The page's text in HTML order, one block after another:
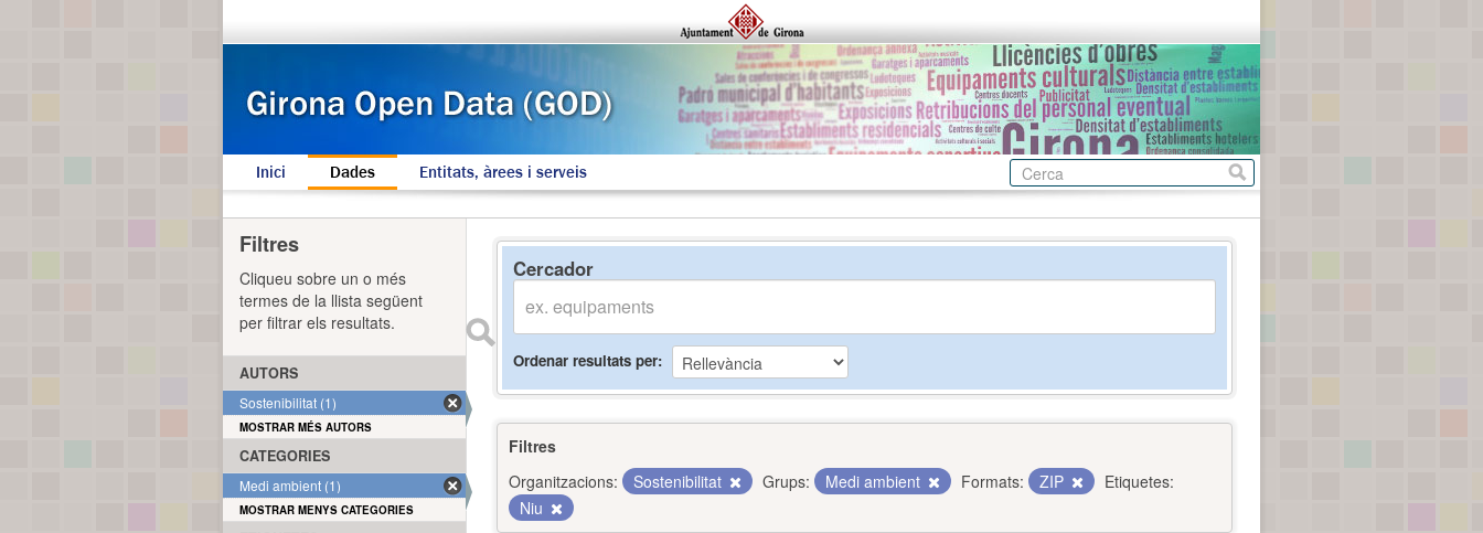
Inici Dades Entitats, àrees i serveis
Cercador
Ordenar resultats per
Filtres
Organitzacions:
Sostenibilitat Grups: Medi ambient Formats: ZIP
Etiquetes:
Niu
Filtres
Cliqueu sobre un o més
termes de la llista següent
per filtrar els resultats.
AUTORS
Sostenibilitat (1)
MOSTRAR MÉS AUTORS
CATEGORIES
Medi ambient (1)
MOSTRAR MENYS CATEGORIES